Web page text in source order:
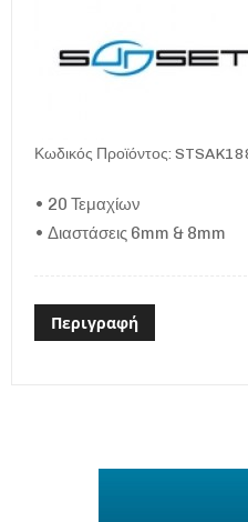
Κωδικός Προϊόντος:
• 20 Τεμαχίων
• Διαστάσεις 6mm & 8mm
Περιγραφή